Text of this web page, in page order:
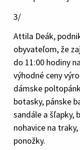
3/
Attila Deák,
obyvateľom, že
do 11:00 hodiny
výhodné ceny
dámske
botasky, pánske
sandále a šľapky,
nohavice na
ponožky.